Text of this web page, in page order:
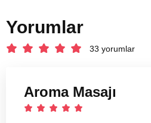
Yorumlar
33 yorumlar
Aroma Masajı